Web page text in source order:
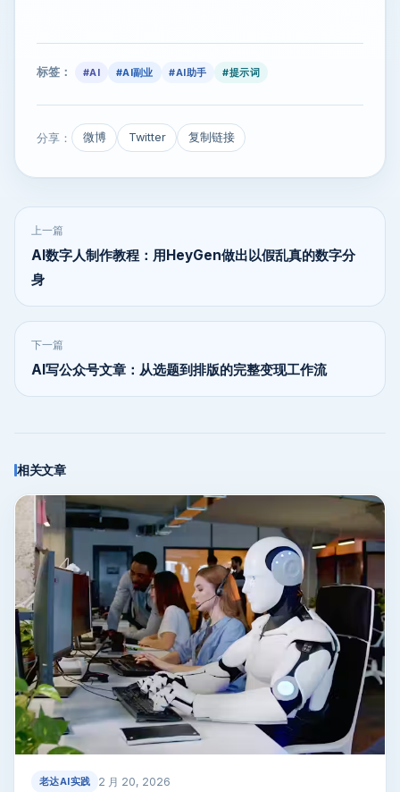
标签： #AI #AI副业 #AI助手 #提示词
分享： 微博 Twitter 复制链接
上一篇
AI数字人制作教程：用HeyGen做出以假乱真的数字分
身
下一篇
AI写公众号文章：从选题到排版的完整变现工作流
相关文章
老达AI实践 2 月 20, 2026